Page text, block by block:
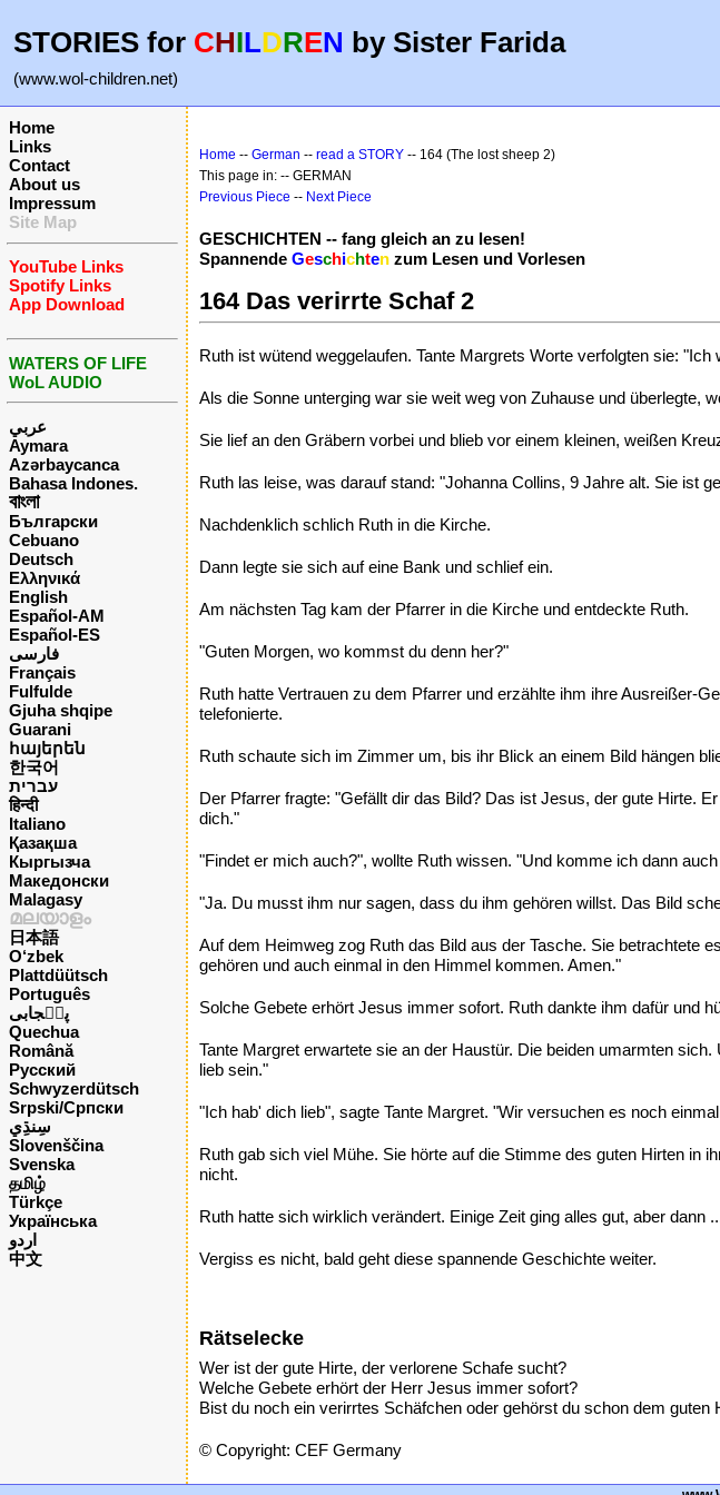
STORIES for CHILDREN by Sister Farida
(www.wol-children.net)
Home
Links
Contact
About us
Impressum
Site Map
YouTube Links
Spotify Links
App Download
WATERS OF LIFE
WoL AUDIO
عربي
Aymara
Azərbaycanca
Bahasa Indones.
বাংলা
Български
Cebuano
Deutsch
Ελληνικά
English
Español-AM
Español-ES
فارسی
Français
Fulfulde
Gjuha shqipe
Guarani
հայերեն
한국어
עברית
हिन्दी
Italiano
Қазақша
Кыргызча
Македонски
Malagasy
മലയാളം
日本語
O‘zbek
Plattdüütsch
Português
پن٘جابی
Quechua
Română
Русский
Schwyzerdütsch
Srpski/Српски
Slovenščina
Svenska
தமிழ்
Türkçe
Українська
اردو
中文
Home -- German -- read a STORY -- 164 (The lost sheep 2)
This page in: -- GERMAN
Previous Piece -- Next Piece
GESCHICHTEN -- fang gleich an zu lesen!
Spannende Geschichten zum Lesen und Vorlesen
164 Das verirrte Schaf 2
Ruth ist wütend weggelaufen. Tante Margrets Worte verfolgten sie: "Ich
Als die Sonne unterging war sie weit weg von Zuhause und überlegte,
Sie lief an den Gräbern vorbei und blieb vor einem kleinen, weißen
Ruth las leise, was darauf stand: "Johanna Collins, 9 Jahre alt. Sie ist
Nachdenklich schlich Ruth in die Kirche.
Dann legte sie sich auf eine Bank und schlief ein.
Am nächsten Tag kam der Pfarrer in die Kirche und entdeckte Ruth.
"Guten Morgen, wo kommst du denn her?"
Ruth hatte Vertrauen zu dem Pfarrer und erzählte ihm ihre Ausreißer-
telefonierte.
Ruth schaute sich im Zimmer um, bis ihr Blick an einem Bild hängen
Der Pfarrer fragte: "Gefällt dir das Bild? Das ist Jesus, der gute Hirte.
dich."
"Findet er mich auch?", wollte Ruth wissen. "Und komme ich dann
"Ja. Du musst ihm nur sagen, dass du ihm gehören willst. Das Bild
Auf dem Heimweg zog Ruth das Bild aus der Tasche. Sie betrachtete
gehören und auch einmal in den Himmel kommen. Amen."
Solche Gebete erhört Jesus immer sofort. Ruth dankte ihm dafür und
Tante Margret erwartete sie an der Haustür. Die beiden umarmten
lieb sein."
"Ich hab' dich lieb", sagte Tante Margret. "Wir versuchen es noch
Ruth gab sich viel Mühe. Sie hörte auf die Stimme des guten Hirten in
nicht.
Ruth hatte sich wirklich verändert. Einige Zeit ging alles gut, aber dann
Vergiss es nicht, bald geht diese spannende Geschichte weiter.
Rätselecke
Wer ist der gute Hirte, der verlorene Schafe sucht?
Welche Gebete erhört der Herr Jesus immer sofort?
Bist du noch ein verirrtes Schäfchen oder gehörst du schon dem guten
© Copyright: CEF Germany